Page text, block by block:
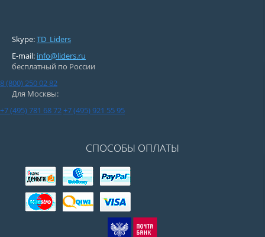
Skype:TD_Liders
E-mail: info@liders.ru
бесплатный по России
8 (800) 250 02 82
Для Москвы:
+7 (495) 781 68 72+7 (495) 921 55 95
СПОСОБЫ ОПЛАТЫ